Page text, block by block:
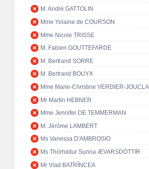
M. André GATTOLIN
Mme Yolaine de COURSON
Mme Nicole TRISSE
M. Fabien GOUTTEFARDE
M. Bertrand SORRE
M. Bertrand BOUYX
Mme Marie-Christine VERDIER-
Mr Martin HEBNER
Mme Jennifer DE TEMMERMAN
M. Jérôme LAMBERT
Ms Vanessa D'AMBROSIO
Ms Thórhildur Sunna ÆVARSDÓTTIR
Mr Vlad BATRÎNCEA